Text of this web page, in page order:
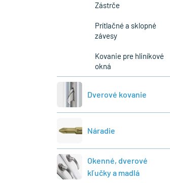
Zástrče
Prítlačné a sklopné
závesy
Kovanie pre hliníkové
okná
Dverové kovanie
Náradie
Okenné, dverové
kľučky a madlá